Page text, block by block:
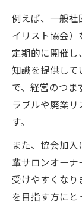
例えば、一般社
イリスト協会
定期的に開催
知識を提供して
で、経営のつま
ラブルや廃業
す。
また、協会加
輩サロンオー
受けやすくな
を目指す方に